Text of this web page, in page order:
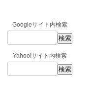
Googleサイト内検索
Yahoo!サイト内検索